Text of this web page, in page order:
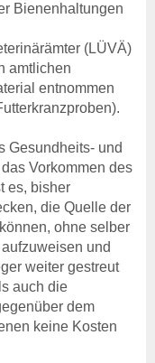
Bienenhaltungen
(LÜVÄ)
amtlichen
entnommen
Gesundheits- und
Vorkommen des
es, bisher
die Quelle der
ohne selber
und
weiter gestreut
auch die
dem
keine Kosten